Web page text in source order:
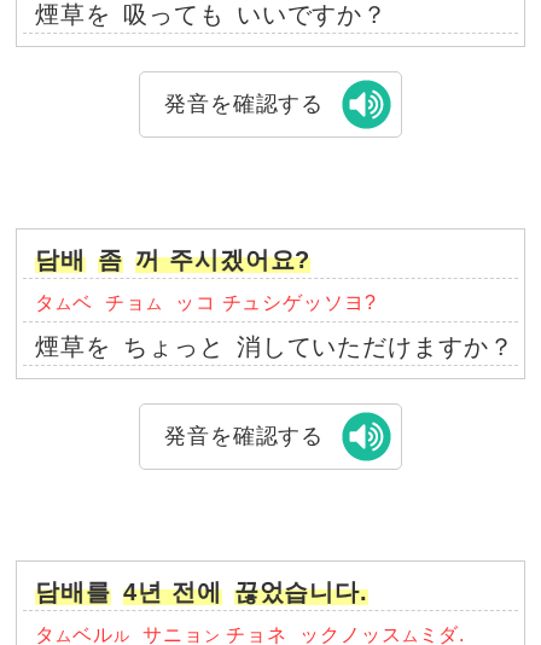
煙草を 吸っても いいですか？
発音を確認する
담배 좀 꺼 주시겠어요?
タ ムベ チョ ム ッコ チュシゲッソヨ?
煙草を ちょっと 消していただけますか？
発音を確認する
담배를 4년 전에 끊었습니다.
タ ムベルル サニョ ン チョネ ックノッス ム ミダ.